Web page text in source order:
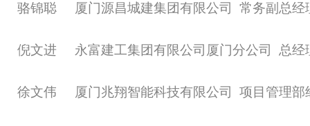
骆锦聪 厦门源昌城建集团有限公司 常务副总经
倪文进 永富建工集团有限公司厦门分公司 总经
徐文伟 厦门兆翔智能科技有限公司 项目管理部